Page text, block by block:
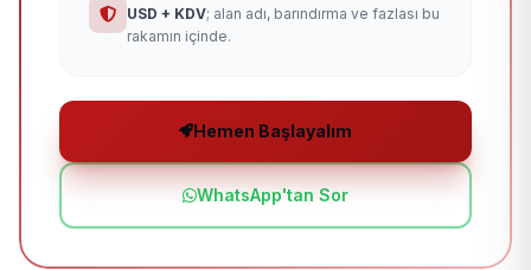
USD + KDV; alan adı, barındırma ve fazlası bu
rakamın içinde.
Hemen Başlayalım
WhatsApp'tan Sor